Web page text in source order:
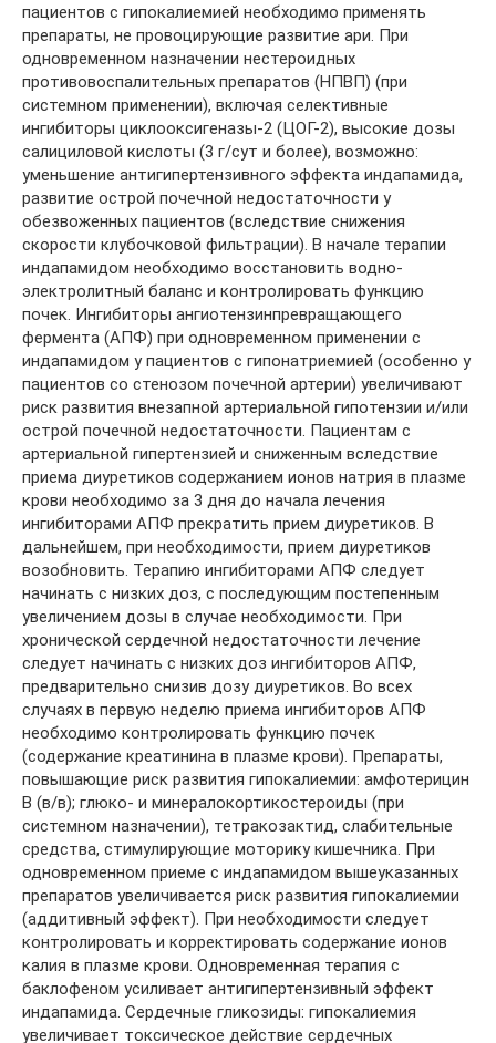
пациентов с гипокалиемией необходимо применять
препараты, не провоцирующие развитие ари. При
одновременном назначении нестероидных
противовоспалительных препаратов (НПВП) (при
системном применении), включая селективные
ингибиторы циклооксигеназы-2 (ЦОГ-2), высокие дозы
салициловой кислоты (3 г/сут и более), возможно:
уменьшение антигипертензивного эффекта индапамида,
развитие острой почечной недостаточности у
обезвоженных пациентов (вследствие снижения
скорости клубочковой фильтрации). В начале терапии
индапамидом необходимо восстановить водно-
электролитный баланс и контролировать функцию
почек. Ингибиторы ангиотензинпревращающего
фермента (АПФ) при одновременном применении с
индапамидом у пациентов с гипонатриемией (особенно у
пациентов со стенозом почечной артерии) увеличивают
риск развития внезапной артериальной гипотензии и/или
острой почечной недостаточности. Пациентам с
артериальной гипертензией и сниженным вследствие
приема диуретиков содержанием ионов натрия в плазме
крови необходимо за 3 дня до начала лечения
ингибиторами АПФ прекратить прием диуретиков. В
дальнейшем, при необходимости, прием диуретиков
возобновить. Терапию ингибиторами АПФ следует
начинать с низких доз, с последующим постепенным
увеличением дозы в случае необходимости. При
хронической сердечной недостаточности лечение
следует начинать с низких доз ингибиторов АПФ,
предварительно снизив дозу диуретиков. Во всех
случаях в первую неделю приема ингибиторов АПФ
необходимо контролировать функцию почек
(содержание креатинина в плазме крови). Препараты,
повышающие риск развития гипокалиемии: амфотерицин
В (в/в); глюко- и минералокортикостероиды (при
системном назначении), тетракозактид, слабительные
средства, стимулирующие моторику кишечника. При
одновременном приеме с индапамидом вышеуказанных
препаратов увеличивается риск развития гипокалиемии
(аддитивный эффект). При необходимости следует
контролировать и корректировать содержание ионов
калия в плазме крови. Одновременная терапия с
баклофеном усиливает антигипертензивный эффект
индапамида. Сердечные гликозиды: гипокалиемия
увеличивает токсическое действие сердечных